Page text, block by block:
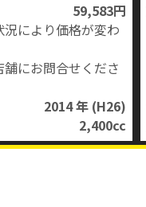
59,583円
により価格が変わ
にお問合せくださ
2014 年 (H26)
2,400cc